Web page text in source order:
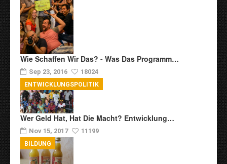
Wie Schaffen Wir Das? - Was Das Programm…
Sep 23, 2016 18024
Wer Geld Hat, Hat Die Macht? Entwicklung…
Nov 15, 2017 11199
ENTWICKLUNGSPOLITIK
BILDUNG